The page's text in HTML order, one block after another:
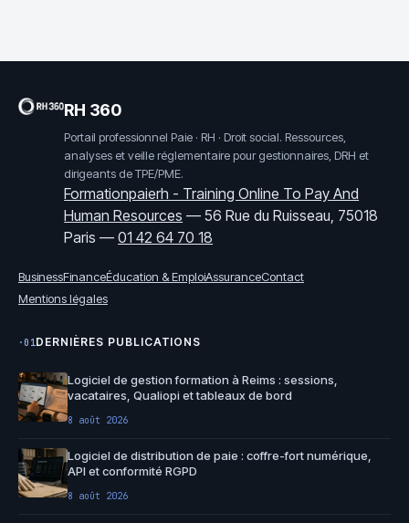
RH 360
Portail professionnel Paie · RH · Droit social. Ressources,
analyses et veille réglementaire pour gestionnaires, DRH et
dirigeants de TPE/PME.
Formationpaierh - Training Online To Pay And
Human Resources —56 Rue du Ruisseau, 75018
Paris —01 42 64 70 18
BusinessFinanceÉducation & EmploiAssuranceContact
Mentions légales
·01DERNIÈRES PUBLICATIONS
Logiciel de gestion formation à Reims : sessions,
vacataires, Qualiopi et tableaux de bord
8 août 2026
Logiciel de distribution de paie : coffre-fort numérique,
API et conformité RGPD
8 août 2026